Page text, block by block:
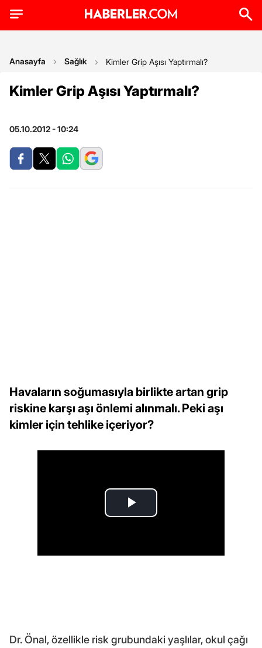
Anasayfa Sağlık Kimler Grip Aşısı Yaptırmalı?
Kimler Grip Aşısı Yaptırmalı?
05.10.2012 - 10:24
Havaların soğumasıyla birlikte artan grip
riskine karşı aşı önlemi alınmalı. Peki aşı
kimler için tehlike içeriyor?
Dr. Önal, özellikle risk grubundaki yaşlılar, okul çağı